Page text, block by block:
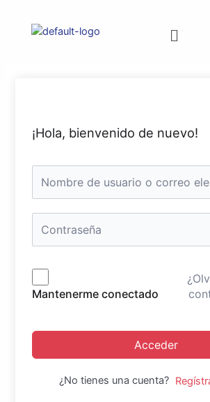
¡Hola, bienvenido de nuevo!
Mantenerme conectado
Acceder
¿No tienes una cuenta?